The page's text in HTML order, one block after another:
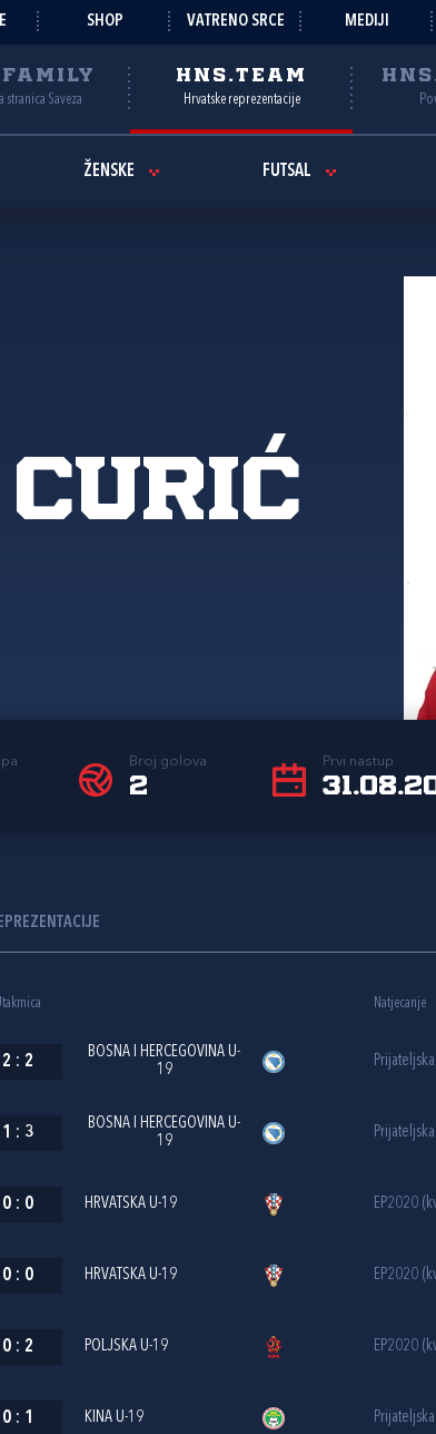
SHOP VATRENO SRCE MEDIJI
stranica Saveza
HNS.TEAM
Hrvatske reprezentacije
ŽENSKE FUTSAL
Broj golova
2
Prvi nastup
Natjecanje
2 : 2
BOSNA I HERCEGOVINA U-
19
1 : 3
BOSNA I HERCEGOVINA U-
19
0 : 0 HRVATSKA U-19 EP2020
0 : 0 HRVATSKA U-19 EP2020
0 : 2 POLJSKA U-19 EP2020
0 : 1 KINA U-19